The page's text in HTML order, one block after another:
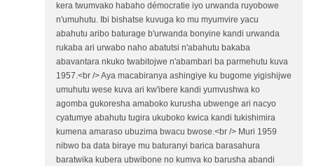
kera twumvako habaho démocratie iyo urwanda ruyobowe
n'umuhutu. Ibi bishatse kuvuga ko mu myumvire yacu
abahutu aribo baturage b'urwanda bonyine kandi urwanda
rukaba ari urwabo naho abatutsi n'abahutu bakaba
abavantara nkuko twabitojwe n'abambari ba parmehutu kuva
1957.<br /> Aya macabiranya ashingiye ku bugome yigishijwe
umuhutu wese kuva ari kw'ibere kandi yumvushwa ko
agomba gukoresha amaboko kurusha ubwenge ari nacyo
cyatumye abahutu tugira ukuboko kwica kandi tukishimira
kumena amaraso ubuzima bwacu bwose.<br /> Muri 1959
nibwo ba data biraye mu baturanyi barica barasahura
baratwika kubera ubwibone no kumva ko barusha abandi